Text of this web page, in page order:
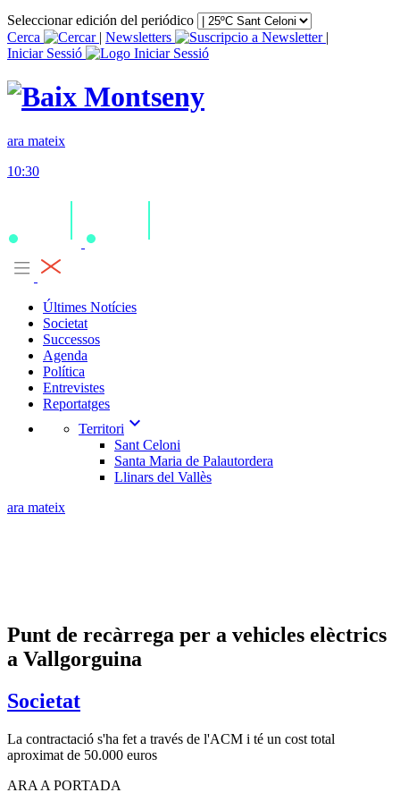
Seleccionar edición del periódico
Cerca
| Newsletters
|
Iniciar Sessió
ara mateix
10:30
Últimes Notícies
Societat
Successos
Agenda
Política
Entrevistes
Reportatges
Territori expand_more
Sant Celoni
Santa Maria de Palautordera
Llinars del Vallès
ara mateix
Punt de recàrrega per a vehicles elèctrics
a Vallgorguina
Societat
La contractació s'ha fet a través de l'ACM i té un cost total
aproximat de 50.000 euros
ARA A PORTADA